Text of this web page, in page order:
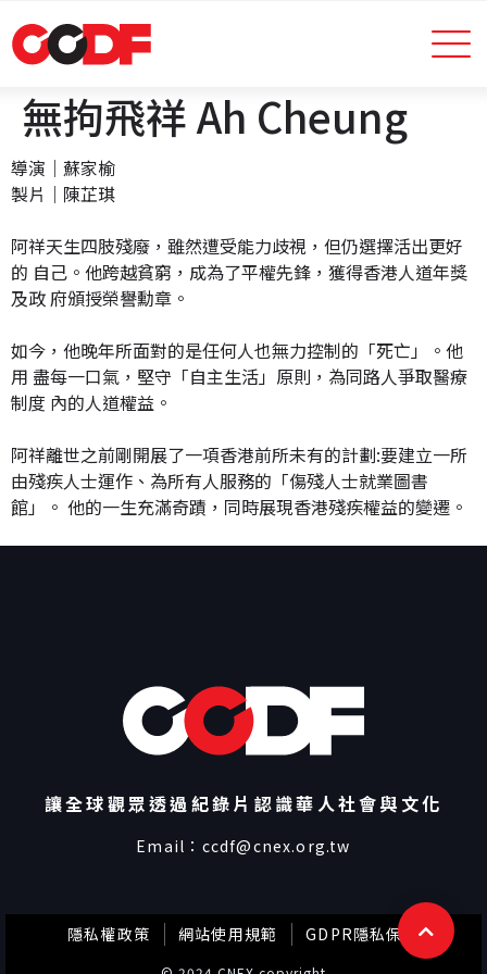
無拘飛祥 Ah Cheung
導演｜蘇家榆
製片｜陳芷琪
阿祥天生四肢殘廢，雖然遭受能力歧視，但仍選擇活出更好
的 自己。他跨越貧窮，成為了平權先鋒，獲得香港人道年獎
及政 府頒授榮譽勳章。
如今，他晚年所面對的是任何人也無力控制的「死亡」。他
用 盡每一口氣，堅守「自主生活」原則，為同路人爭取醫療
制度 內的人道權益。
阿祥離世之前剛開展了一項香港前所未有的計劃:要建立一所
由殘疾人士運作、為所有人服務的「傷殘人士就業圖書
館」。 他的一生充滿奇蹟，同時展現香港殘疾權益的變遷。
讓全球觀眾透過紀錄片認識華人社會與文化
Email： ccdf@cnex.org.tw
隱私權政策 網站使用規範 GDPR隱私保護